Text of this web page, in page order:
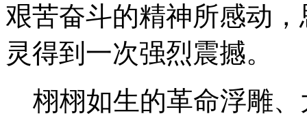
艰苦奋斗的精神所感动
灵得到一次强烈震撼。
栩栩如生的革命浮雕、